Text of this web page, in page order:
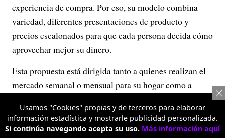
experiencia de compra. Por eso, su modelo combina
variedad, diferentes presentaciones de producto y
precios escalonados para que cada persona decida cómo
aprovechar mejor su dinero.
Esta propuesta está dirigida tanto a quienes realizan el
mercado semanal o mensual para su hogar como a
abastecer sus negocios de manera práctica y
conveniente.
Usamos "Cookies" propias y de terceros para elaborar
información estadística y mostrarle publicidad personalizada.
Si continúa navegando acepta su uso. Más información aquí